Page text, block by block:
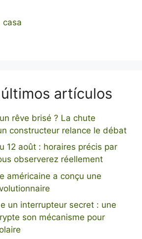
casa
artículos
rêve brisé ? La chute
constructeur relance le débat
12 août : horaires précis par
observerez réellement
américaine a conçu une
un interrupteur secret : une
son mécanisme pour